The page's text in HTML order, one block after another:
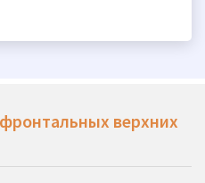
верхних